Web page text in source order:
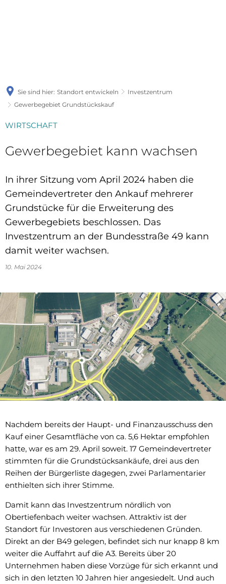
Sie sind hier: Standort entwickeln
Investzentrum
Gewerbegebiet Grundstückskauf
WIRTSCHAFT
Gewerbegebiet kann wachsen
In ihrer Sitzung vom April 2024 haben die
Gemeindevertreter den Ankauf mehrerer
Grundstücke für die Erweiterung des
Gewerbegebiets beschlossen. Das
Investzentrum an der Bundesstraße 49 kann
damit weiter wachsen.
10. Mai 2024
Nachdem bereits der Haupt- und Finanzausschuss den
Kauf einer Gesamtfläche von ca. 5,6 Hektar empfohlen
hatte, war es am 29. April soweit. 17 Gemeindevertreter
stimmten für die Grundstücksankäufe, drei aus den
Reihen der Bürgerliste dagegen, zwei Parlamentarier
enthielten sich ihrer Stimme.
Damit kann das Investzentrum nördlich von
Obertiefenbach weiter wachsen. Attraktiv ist der
Standort für Investoren aus verschiedenen Gründen.
Direkt an der B49 gelegen, befindet sich nur knapp 8 km
weiter die Auffahrt auf die A3. Bereits über 20
Unternehmen haben diese Vorzüge für sich erkannt und
sich in den letzten 10 Jahren hier angesiedelt. Und auch